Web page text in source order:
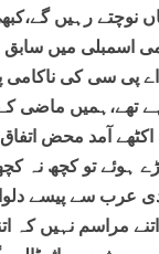
رہیں گے،کبھی
اسمبلی میں
پی سی کی
تھے،ہمیں ماضی
آمد محض
ہوئے تو کچھ نہ
عرب سے پیسے